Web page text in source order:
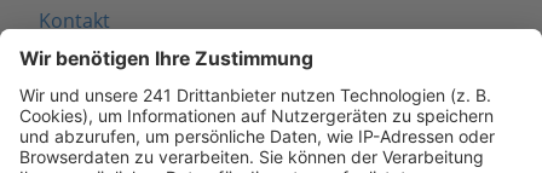
Kontakt
Seitenaufbau
Barrierefreiheit
Cookie Einstellungen